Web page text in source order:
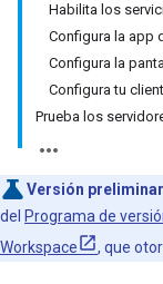
Habilita los
Configura la app
Configura la
Configura tu
Prueba los
Versión
del Programa de
Workspace
, que